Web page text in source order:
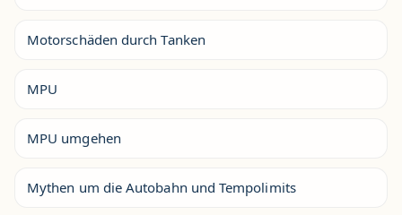
Motorschäden durch Tanken
MPU
MPU umgehen
Mythen um die Autobahn und Tempolimits